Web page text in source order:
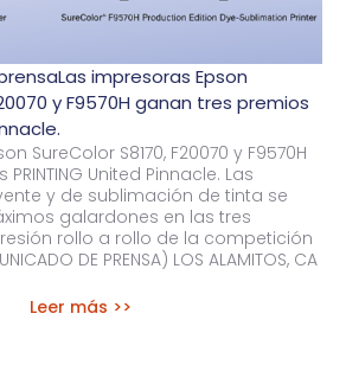
impresoras Epson
y F9570H ganan tres premios
SureColor S8170, F20070 y F9570H
United Pinnacle. Las
y de sublimación de tinta se
galardones en las tres
rollo a rollo de la competición
DE PRENSA) LOS ALAMITOS, CA
Leer más >>